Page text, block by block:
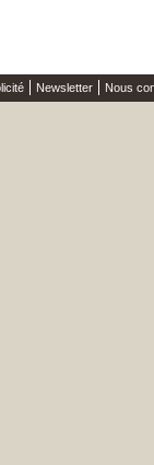
Newsletter Nous